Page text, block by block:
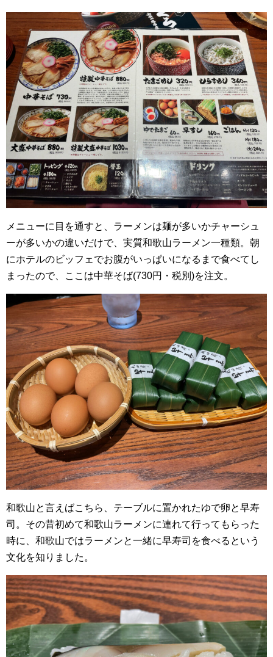
メニューに目を通すと、ラーメンは麺が多いかチャーシュ
ーが多いかの違いだけで、実質和歌山ラーメン一種類。朝
にホテルのビッフェでお腹がいっぱいになるまで食べてし
まったので、ここは中華そば(730円・税別)を注文。
和歌山と言えばこちら、テーブルに置かれたゆで卵と早寿
司。その昔初めて和歌山ラーメンに連れて行ってもらった
時に、和歌山ではラーメンと一緒に早寿司を食べるという
文化を知りました。